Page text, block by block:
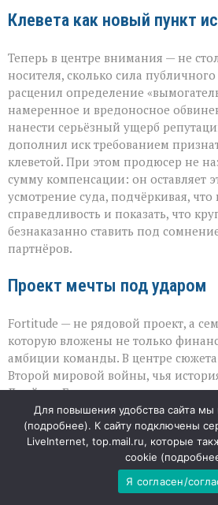
Клевета как новый пункт
Теперь в центре внимания — не
носителя, сколько сила
расценил определение
намеренное и вредоносное
нанести серьёзный ущерб
дополнил иск требованием
клеветой. При этом продюсер не
сумму компенсации: он оставляет
усмотрение суда, подчёркивая, что
справедливость и показать, что
безнаказанно ставить под
партнёров.
Проект мечты под ударом
Fortitude — не рядовой проект, а
которую вложены не только
амбиции команды. В центре
Второй мировой войны, чья
Джеймса Бонда; главную роль
Потеря контроля над
весь дальнейший путь картины:
наградного сезона. Для индустрии
становится тревожным сигналом:
гигантами вопрос безопасности
критически важным, а публичная
Для повышения удобства сайта мы
(подробнее). К сайту подключены
LiveInternet, top.mail.ru, которые
cookie (
Я согласен/